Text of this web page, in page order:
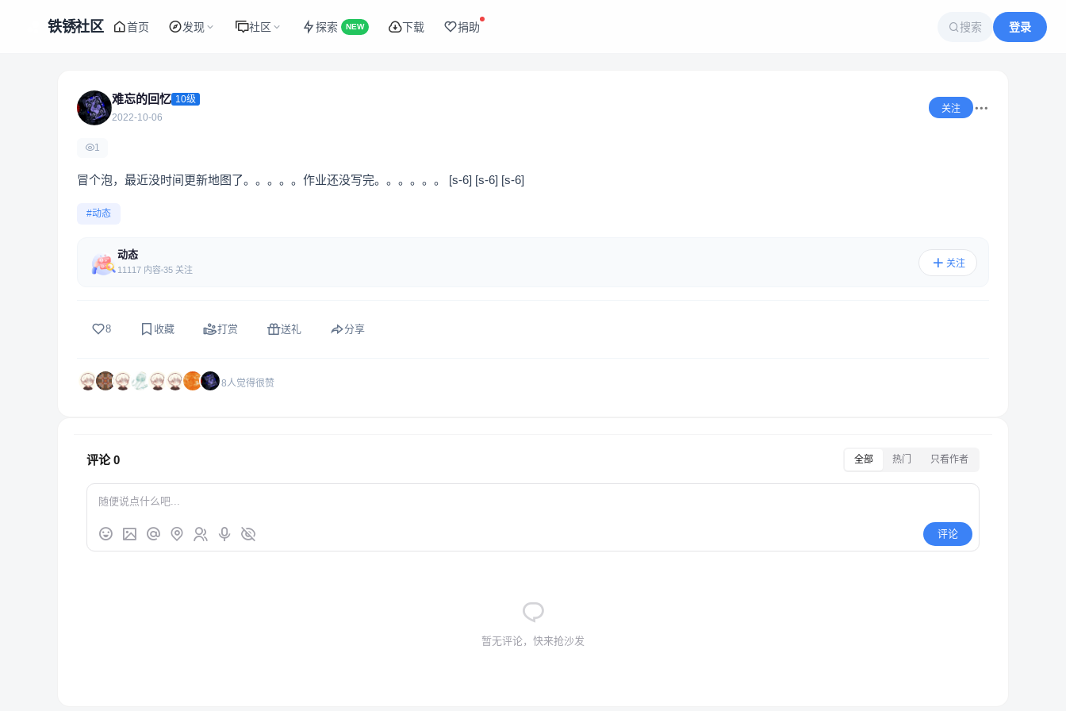
铁锈社区 首页 发现 社区 探索 NEW 下载 捐助 搜索 登录
难忘的回忆 10级
2022-10-06
关注
1
冒个泡，最近没时间更新地图了。。。。。作业还没写完。。。。。。 [s-6] [s-6] [s-6]
#动态
动态
11117 内容 35 关注
关注
8 收藏 打赏 送礼 分享
8人觉得很赞
评论0 全部 热门 只看作者
评论
暂无评论，快来抢沙发